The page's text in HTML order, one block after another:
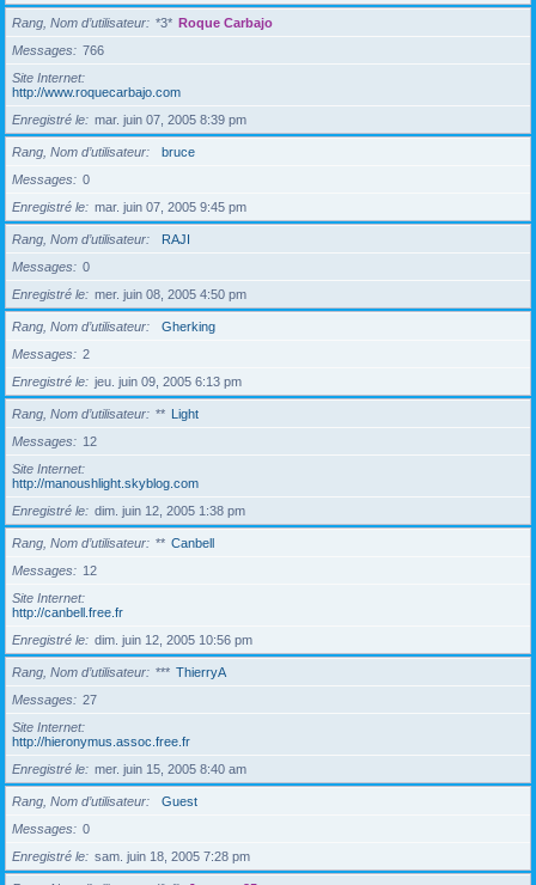
Rang, Nom d’utilisateur *3* Roque Carbajo
Messages
766
Site Internet
http://www.roquecarbajo.com
Enregistré le
mar. juin 07, 2005 8:39 pm
Rang, Nom d’utilisateur
bruce
Messages
0
Enregistré le
mar. juin 07, 2005 9:45 pm
Rang, Nom d’utilisateur
RAJI
Messages
0
Enregistré le
mer. juin 08, 2005 4:50 pm
Rang, Nom d’utilisateur
Gherking
Messages
2
Enregistré le
jeu. juin 09, 2005 6:13 pm
Rang, Nom d’utilisateur ** Light
Messages
12
Site Internet
http://manoushlight.skyblog.com
Enregistré le
dim. juin 12, 2005 1:38 pm
Rang, Nom d’utilisateur ** Canbell
Messages
12
Site Internet
http://canbell.free.fr
Enregistré le
dim. juin 12, 2005 10:56 pm
Rang, Nom d’utilisateur *** ThierryA
Messages
27
Site Internet
http://hieronymus.assoc.free.fr
Enregistré le
mer. juin 15, 2005 8:40 am
Rang, Nom d’utilisateur
Guest
Messages
0
Enregistré le
sam. juin 18, 2005 7:28 pm